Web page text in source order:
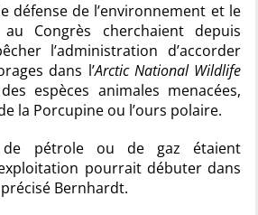
défense de l’environnement et le
Congrès cherchaient depuis
l’administration d’accorder
dans l’Arctic National Wildlife
espèces animales menacées,
la Porcupine ou l’ours polaire.
de pétrole ou de gaz étaient
pourrait débuter dans
Bernhardt.